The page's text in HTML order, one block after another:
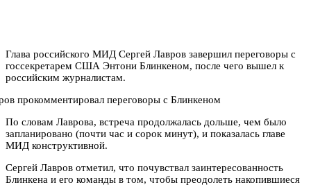
Глава российского МИД Сергей Лавров завершил переговоры с
госсекретарем США Энтони Блинкеном, после чего вышел к
российским журналистам.
По словам Лаврова, встреча продолжалась дольше, чем было
запланировано (почти час и сорок минут), и показалась главе
МИД конструктивной.
Сергей Лавров отметил, что почувствал заинтересованность
Блинкена и его команды в том, чтобы преодолеть накопившиеся